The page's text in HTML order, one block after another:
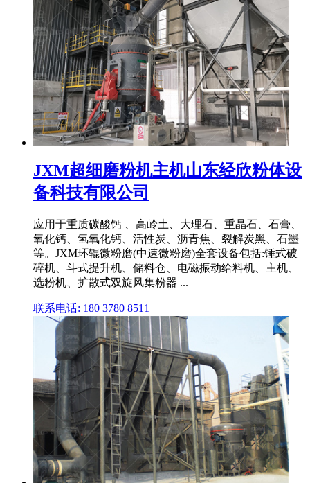
JXM超细磨粉机主机山东经欣粉体设
备科技有限公司
应用于重质碳酸钙 、高岭土、大理石、重晶石、石膏、
氧化钙、氢氧化钙、活性炭、沥青焦、裂解炭黑、石墨
等。JXM环辊微粉磨(中速微粉磨)全套设备包括:锤式破
碎机、斗式提升机、储料仓、电磁振动给料机、主机、
选粉机、扩散式双旋风集粉器 ...
联系电话: 180 3780 8511